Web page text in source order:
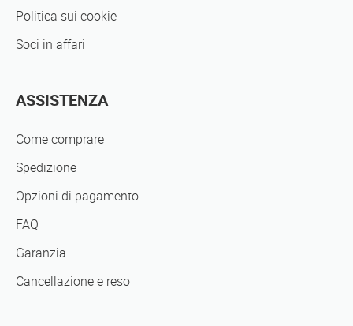
Politica sui cookie
Soci in affari
ASSISTENZA
Come comprare
Spedizione
Opzioni di pagamento
FAQ
Garanzia
Cancellazione e reso